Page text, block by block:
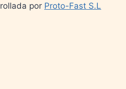
por Proto-Fast S.L